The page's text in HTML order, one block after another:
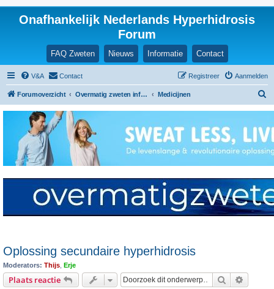
Onafhankelijk Nederlands Hyperhidrosis
Forum
FAQ Zweten Nieuws Informatie Contact
V&A Contact Aanmelden
Registreer
Forumoverzicht Overmatig zweten informatie en ervaringen Medicijnen
k
Oplossing secundaire hyperhidrosis
Moderators: Thijs Erje
Plaats reactie Zoek